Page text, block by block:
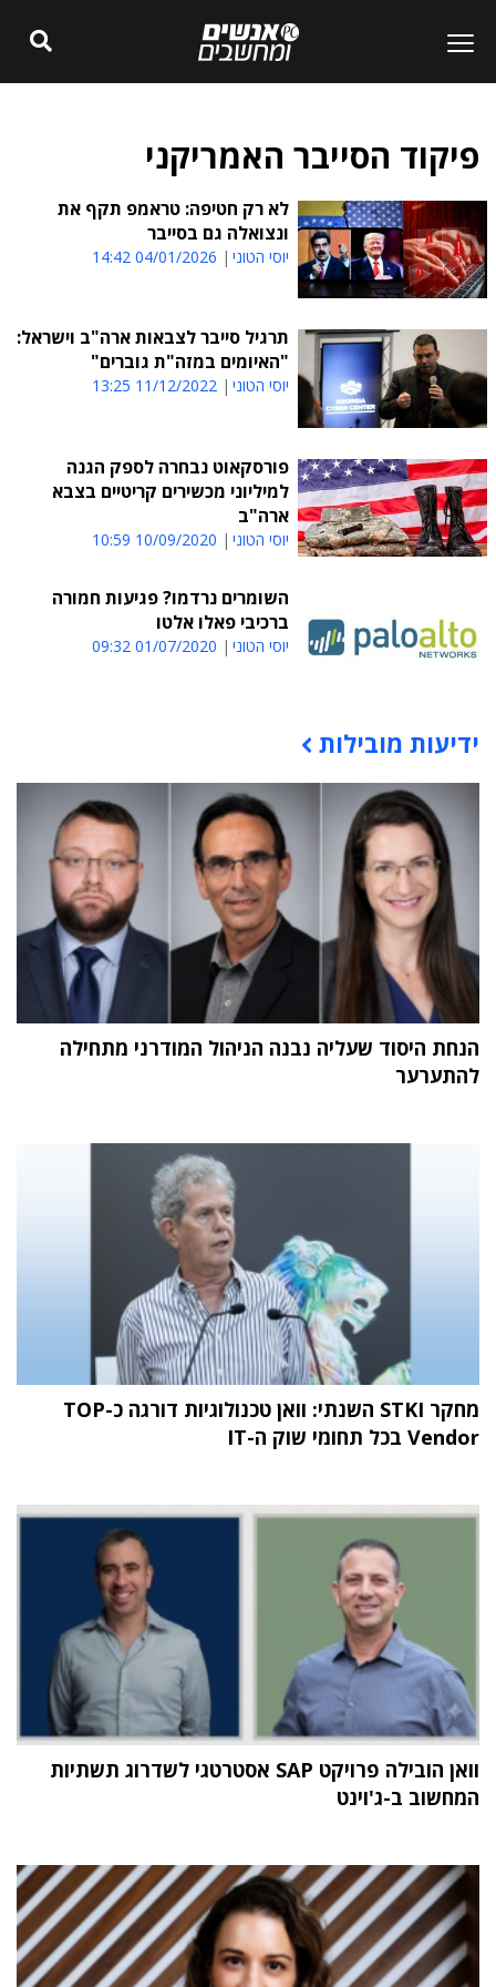
פיקוד הסייבר האמריקני
לא רק חטיפה: טראמפ תקף את
ונצואלה גם בסייבר
יוסי הטוני 04/01/2026 14:42
תרגיל סייבר לצבאות ארה"ב וישראל:
"האיומים במזה"ת גוברים"
יוסי הטוני 11/12/2022 13:25
פורסקאוט נבחרה לספק הגנה
למיליוני מכשירים קריטיים בצבא
ארה"ב
יוסי הטוני 10/09/2020 10:59
השומרים נרדמו? פגיעות חמורה
ברכיבי פאלו אלטו
יוסי הטוני 01/07/2020 09:32
תוכן פרסומי
ידיעות מובילות
הנחת היסוד שעליה נבנה הניהול המודרני מתחילה
להתערער
מחקר STKI השנתי: וואן טכנולוגיות דורגה כ-TOP
Vendor בכל תחומי שוק ה-IT
וואן הובילה פרויקט SAP אסטרטגי לשדרוג תשתיות
המחשוב ב-ג'וינט